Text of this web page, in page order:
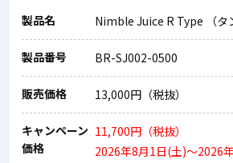
製品名 Nimble Juice R Type （タ
製品番号 BR-SJ002-0500
販売価格 13,000円（税抜）
キャンペーン
価格
11,700円（税抜）
2026年8月1日(土)～2026